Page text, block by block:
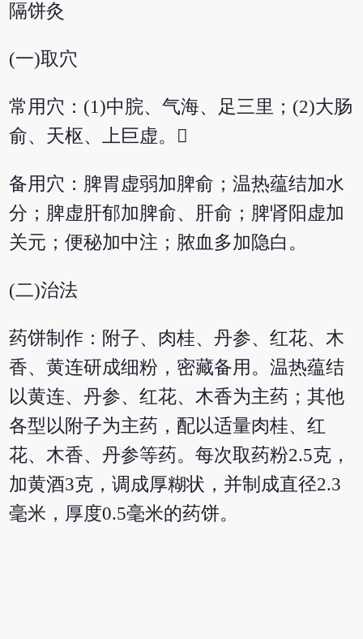
隔饼灸
(一)取穴
常用穴：(1)中脘、气海、足三里；(2)大肠
俞、天枢、上巨虚。
备用穴：脾胃虚弱加脾俞；温热蕴结加水
分；脾虚肝郁加脾俞、肝俞；脾肾阳虚加
关元；便秘加中注；脓血多加隐白。
(二)治法
药饼制作：附子、肉桂、丹参、红花、木
香、黄连研成细粉，密藏备用。温热蕴结
以黄连、丹参、红花、木香为主药；其他
各型以附子为主药，配以适量肉桂、红
花、木香、丹参等药。每次取药粉2.5克，
加黄酒3克，调成厚糊状，并制成直径2.3
毫米，厚度0.5毫米的药饼。